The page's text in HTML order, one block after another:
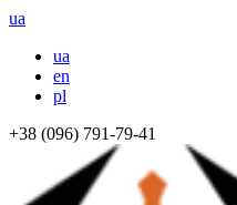
ua
ua
en
pl
+38 (096) 791-79-41